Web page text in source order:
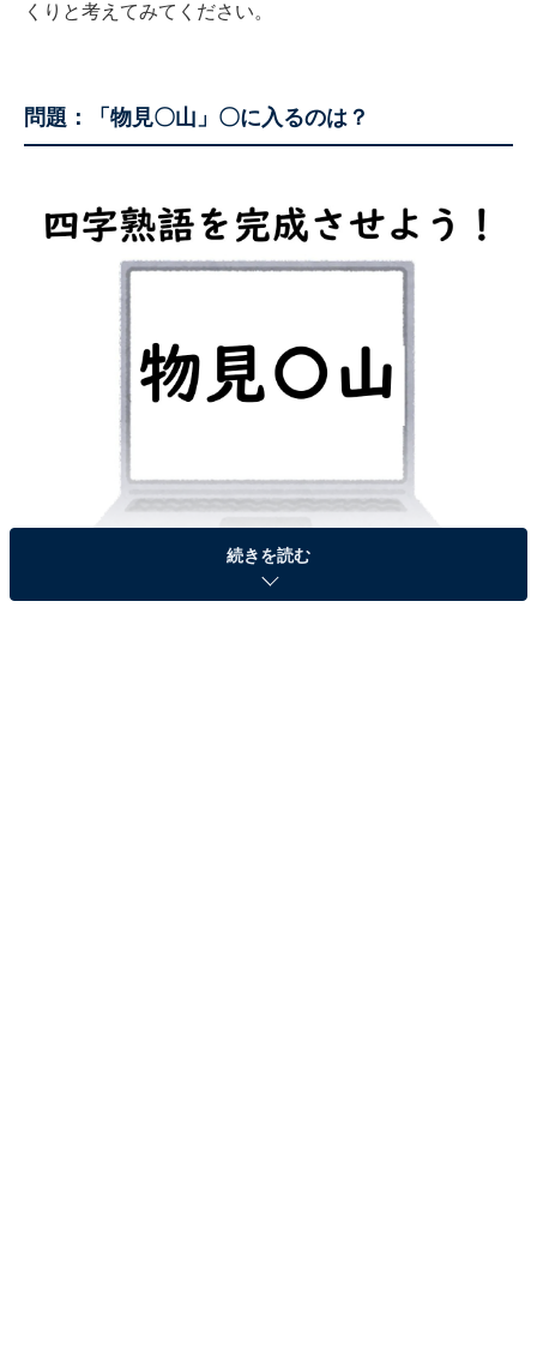
くりと考えてみてください。
問題：「物見〇山」〇に入るのは？
あなたは、分かりますか？
続きを読む